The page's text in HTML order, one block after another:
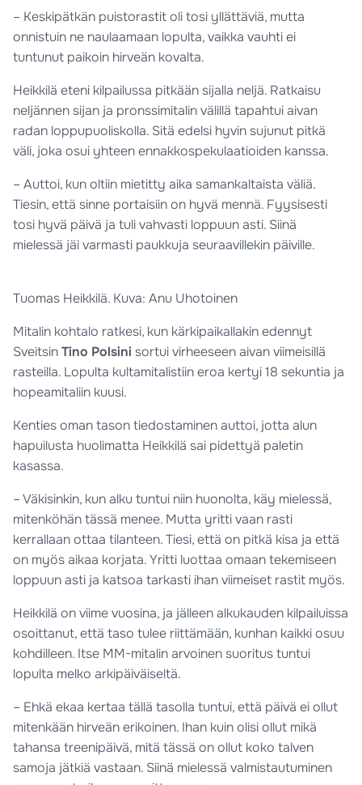
– Keskipätkän puistorastit oli tosi yllättäviä, mutta
onnistuin ne naulaamaan lopulta, vaikka vauhti ei
tuntunut paikoin hirveän kovalta.
Heikkilä eteni kilpailussa pitkään sijalla neljä. Ratkaisu
neljännen sijan ja pronssimitalin välillä tapahtui aivan
radan loppupuoliskolla. Sitä edelsi hyvin sujunut pitkä
väli, joka osui yhteen ennakkospekulaatioiden kanssa.
– Auttoi, kun oltiin mietitty aika samankaltaista väliä.
Tiesin, että sinne portaisiin on hyvä mennä. Fyysisesti
tosi hyvä päivä ja tuli vahvasti loppuun asti. Siinä
mielessä jäi varmasti paukkuja seuraavillekin päiville.
Tuomas Heikkilä. Kuva: Anu Uhotoinen
Mitalin kohtalo ratkesi, kun kärkipaikallakin edennyt
SveitsinTino Polsini sortui virheeseen aivan viimeisillä
rasteilla. Lopulta kultamitalistiin eroa kertyi 18 sekuntia ja
hopeamitaliin kuusi.
Kenties oman tason tiedostaminen auttoi, jotta alun
hapuilusta huolimatta Heikkilä sai pidettyä paletin
kasassa.
– Väkisinkin, kun alku tuntui niin huonolta, käy mielessä,
mitenköhän tässä menee. Mutta yritti vaan rasti
kerrallaan ottaa tilanteen. Tiesi, että on pitkä kisa ja että
on myös aikaa korjata. Yritti luottaa omaan tekemiseen
loppuun asti ja katsoa tarkasti ihan viimeiset rastit myös.
Heikkilä on viime vuosina, ja jälleen alkukauden kilpailuissa
osoittanut, että taso tulee riittämään, kunhan kaikki osuu
kohdilleen. Itse MM-mitalin arvoinen suoritus tuntui
lopulta melko arkipäiväiseltä.
– Ehkä ekaa kertaa tällä tasolla tuntui, että päivä ei ollut
mitenkään hirveän erikoinen. Ihan kuin olisi ollut mikä
tahansa treenipäivä, mitä tässä on ollut koko talven
samoja jätkiä vastaan. Siinä mielessä valmistautuminen